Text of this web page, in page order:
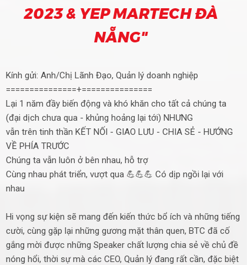
2023 & YEP MARTECH ĐÀ
NẴNG"
Kính gửi: Anh/Chị Lãnh Đạo, Quản lý doanh nghiệp
===============+===============
Lại 1 năm đầy biến động và khó khăn cho tất cả chúng ta
(đại dịch chưa qua - khủng hoảng lại tới) NHƯNG
vẫn trên tinh thần KẾT NỐI - GIAO LƯU - CHIA SẺ - HƯỚNG
VỀ PHÍA TRƯỚC
Chúng ta vẫn luôn ở bên nhau, hỗ trợ
Cùng nhau phát triển, vượt qua 💪💪💪 Có dịp ngồi lại với
nhau
Hi vọng sự kiện sẽ mang đến kiến thức bổ ích và những tiếng
cười, cùng gặp lại những gương mặt thân quen, BTC đã cố
gắng mời được những Speaker chất lượng chia sẻ về chủ đề
nóng hổi, thời sự mà các CEO, Quản lý đang rất cần, đặc biệt